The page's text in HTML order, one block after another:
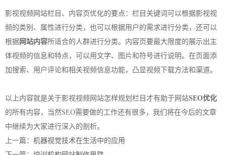
影视视频网站栏目、内容页优化的要点：栏目关键词可以根据影视视
频的类别、属性进行分类，也可以根据用户的需求进行分类，还可以
根据 网站内容所适合的人群进行分类。内容页要最大限度的展示出主
体视频的信息和特点，可以用文字、图片和符号进行说明。在页面添
加搜索、用户评论和相关视频信息功能，凸显视频下载方法和渠道。
以上内容就是关于影视视频网站怎样规划栏目才有助于网站SEO优化
的所有内容，当然SEO需要做的工作还有很多，我们将在今后的文章
中继续为大家进行深入的剖析。
上一篇： 机器视觉技术在生活中的应用